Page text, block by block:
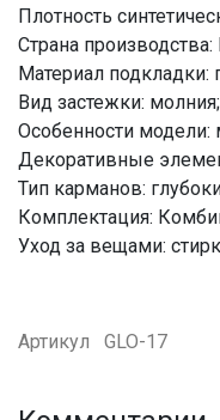
Плотность
Страна производства:
Материал подкладки:
Вид застежки:
Особенности модели:
Декоративные
Тип карманов:
Комплектация:
Уход за вещами:
Артикул GLO-17